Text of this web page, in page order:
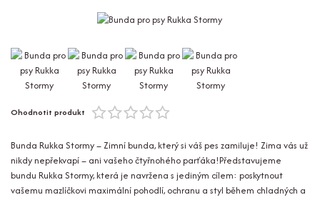
Ohodnotit produkt
Bunda Rukka Stormy – Zimní bunda, který si váš pes zamiluje! Zima vás už
nikdy nepřekvapí – ani vašeho čtyřnohého parťáka!Představujeme
bundu Rukka Stormy, která je navržena s jediným cílem: poskytnout
vašemu mazlíčkovi maximální pohodlí, ochranu a styl během chladných a